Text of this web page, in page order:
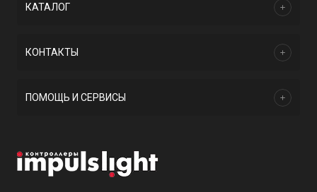
КАТАЛОГ
КОНТАКТЫ
ПОМОЩЬ И СЕРВИСЫ